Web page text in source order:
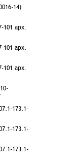
14)
101 арх.
101 арх.
101 арх.
173.1-
173.1-
173.1-